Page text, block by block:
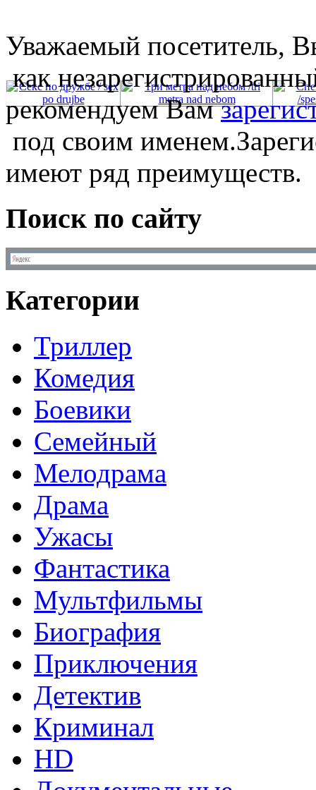
Уважаемый посетитель,
как
рекомендуем Вам
под своим
имеют ряд преимуществ.
Поиск по сайту
Категории
Триллер
Комедия
Боевики
Семейный
Мелодрама
Драма
Ужасы
Фантастика
Мультфильмы
Биография
Приключения
Детектив
Криминал
HD